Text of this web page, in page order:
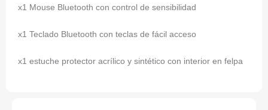
x1 Mouse Bluetooth con control de sensibilidad
x1 Teclado Bluetooth con teclas de fácil acceso
x1 estuche protector acrílico y sintético con interior en felpa